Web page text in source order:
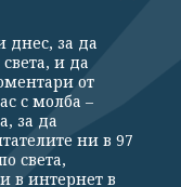
днес, за да
и да
от
с молба –
за да
ни в 97
света,
в интернет в